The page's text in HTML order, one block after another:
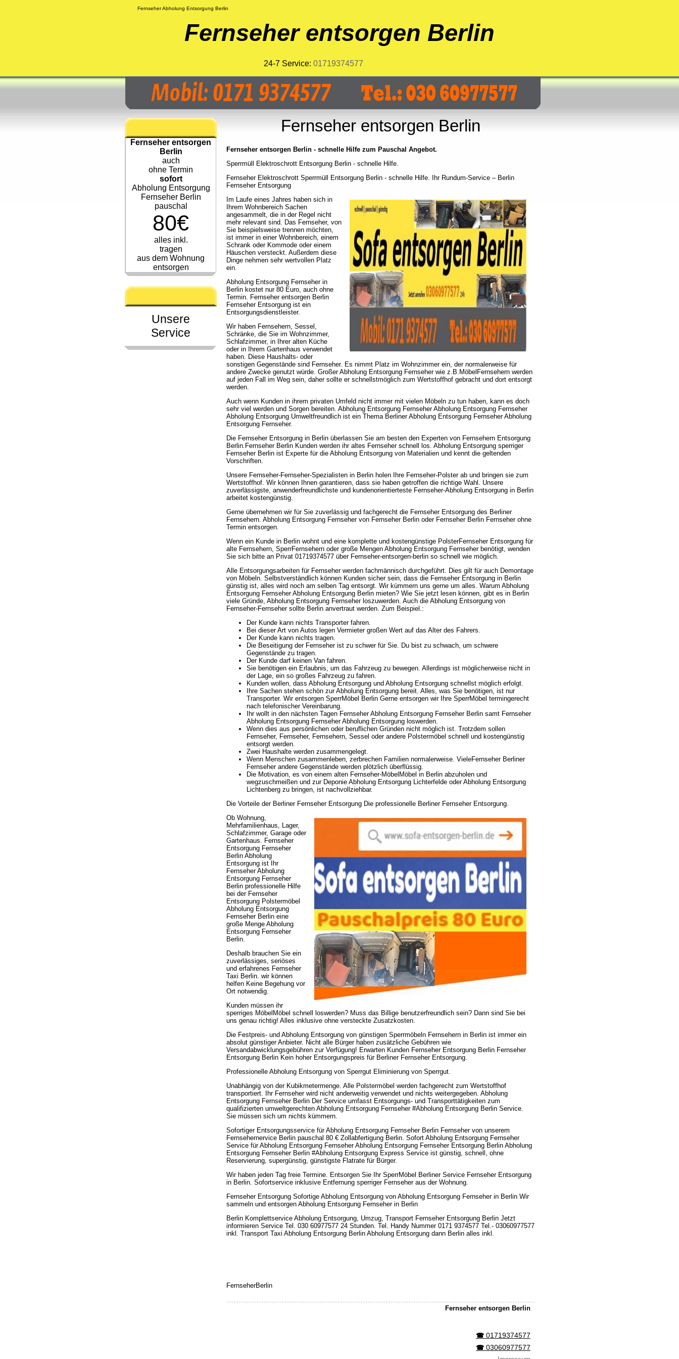
Fernseher Abholung Entsorgung Berlin
Fernseher entsorgen Berlin
24-7 Service: 01719374577
Fernseher entsorgen
Berlin
auch
ohne Termin
sofort
Abholung Entsorgung
Fernseher Berlin
pauschal
80€
alles inkl.
tragen
aus dem Wohnung
entsorgen
Unsere
Service
Fernseher entsorgen Berlin
Fernseher entsorgen Berlin - schnelle Hilfe zum Pauschal Angebot.
Sperrmüll Elektroschrott Entsorgung Berlin - schnelle Hilfe.
Fernseher Elektroschrott Sperrmüll Entsorgung Berlin - schnelle Hilfe. Ihr Rundum-Service – Berlin
Fernseher Entsorgung
Im Laufe eines Jahres haben sich in
Ihrem Wohnbereich Sachen
angesammelt, die in der Regel nicht
mehr relevant sind. Das Fernseher, von
Sie beispielsweise trennen möchten,
ist immer in einer Wohnbereich, einem
Schrank oder Kommode oder einem
Häuschen versteckt. Außerdem diese
Dinge nehmen sehr wertvollen Platz
ein.
Abholung Entsorgung Fernseher in
Berlin kostet nur 80 Euro, auch ohne
Termin. Fernseher entsorgen Berlin
Fernseher Entsorgung ist ein
Entsorgungsdienstleister.
Wir haben Fernsehern, Sessel,
Schränke, die Sie im Wohnzimmer,
Schlafzimmer, in Ihrer alten Küche
oder in Ihrem Gartenhaus verwendet
haben. Diese Haushalts- oder
sonstigen Gegenstände sind Fernseher. Es nimmt Platz im Wohnzimmer ein, der normalerweise für
andere Zwecke genutzt würde. Großer Abholung Entsorgung Fernseher wie z.B.MöbelFernsehern werden
auf jeden Fall im Weg sein, daher sollte er schnellstmöglich zum Wertstoffhof gebracht und dort entsorgt
werden.
Auch wenn Kunden in ihrem privaten Umfeld nicht immer mit vielen Möbeln zu tun haben, kann es doch
sehr viel werden und Sorgen bereiten. Abholung Entsorgung Fernseher Abholung Entsorgung Fernseher
Abholung Entsorgung Umweltfreundlich ist ein Thema Berliner Abholung Entsorgung Fernseher Abholung
Entsorgung Fernseher.
Die Fernseher Entsorgung in Berlin überlassen Sie am besten den Experten von Fernsehern Entsorgung
Berlin.Fernseher Berlin Kunden werden ihr altes Fernseher schnell los. Abholung Entsorgung sperriger
Fernseher Berlin ist Experte für die Abholung Entsorgung von Materialien und kennt die geltenden
Vorschriften.
Unsere Fernseher-Fernseher-Spezialisten in Berlin holen Ihre Fernseher-Polster ab und bringen sie zum
Wertstoffhof. Wir können Ihnen garantieren, dass sie haben getroffen die richtige Wahl. Unsere
zuverlässigste, anwenderfreundlichste und kundenorientierteste Fernseher-Abholung Entsorgung in Berlin
arbeitet kostengünstig.
Gerne übernehmen wir für Sie zuverlässig und fachgerecht die Fernseher Entsorgung des Berliner
Fernsehern. Abholung Entsorgung Fernseher von Fernseher Berlin oder Fernseher Berlin Fernseher ohne
Termin entsorgen.
Wenn ein Kunde in Berlin wohnt und eine komplette und kostengünstige PolsterFernseher Entsorgung für
alte Fernsehern, SperrFernsehern oder große Mengen Abholung Entsorgung Fernseher benötigt, wenden
Sie sich bitte an Privat 01719374577 über Fernseher-entsorgen-berlin so schnell wie möglich.
Alle Entsorgungsarbeiten für Fernseher werden fachmännisch durchgeführt. Dies gilt für auch Demontage
von Möbeln. Selbstverständlich können Kunden sicher sein, dass die Fernseher Entsorgung in Berlin
günstig ist, alles wird noch am selben Tag entsorgt. Wir kümmern uns gerne um alles. Warum Abholung
Entsorgung Fernseher Abholung Entsorgung Berlin mieten? Wie Sie jetzt lesen können, gibt es in Berlin
viele Gründe, Abholung Entsorgung Fernseher loszuwerden. Auch die Abholung Entsorgung von
Fernseher-Fernseher sollte Berlin anvertraut werden. Zum Beispiel.:
Der Kunde kann nichts Transporter fahren.
Bei dieser Art von Autos legen Vermieter großen Wert auf das Alter des Fahrers.
Der Kunde kann nichts tragen.
Die Beseitigung der Fernseher ist zu schwer für Sie. Du bist zu schwach, um schwere
Gegenstände zu tragen.
Der Kunde darf keinen Van fahren.
Sie benötigen ein Erlaubnis, um das Fahrzeug zu bewegen. Allerdings ist möglicherweise nicht in
der Lage, ein so großes Fahrzeug zu fahren.
Kunden wollen, dass Abholung Entsorgung und Abholung Entsorgung schnellst möglich erfolgt.
Ihre Sachen stehen schön zur Abholung Entsorgung bereit. Alles, was Sie benötigen, ist nur
Transporter. Wir entsorgen SperrMöbel Berlin Gerne entsorgen wir Ihre SperrMöbel termingerecht
nach telefonischer Vereinbarung.
Ihr wollt in den nächsten Tagen Fernseher Abholung Entsorgung Fernseher Berlin samt Fernseher
Abholung Entsorgung Fernseher Abholung Entsorgung loswerden.
Wenn dies aus persönlichen oder beruflichen Gründen nicht möglich ist. Trotzdem sollen
Fernseher, Fernseher, Fernsehern, Sessel oder andere Polstermöbel schnell und kostengünstig
entsorgt werden.
Zwei Haushalte werden zusammengelegt.
Wenn Menschen zusammenleben, zerbrechen Familien normalerweise. VieleFernseher Berliner
Fernseher andere Gegenstände werden plötzlich überflüssig.
Die Motivation, es von einem alten Fernseher-MöbelMöbel in Berlin abzuholen und
wegzuschmeißen und zur Deponie Abholung Entsorgung Lichterfelde oder Abholung Entsorgung
Lichtenberg zu bringen, ist nachvollziehbar.
Die Vorteile der Berliner Fernseher Entsorgung Die professionelle Berliner Fernseher Entsorgung.
Ob Wohnung,
Mehrfamilienhaus, Lager,
Schlafzimmer, Garage oder
Gartenhaus. Fernseher
Entsorgung Fernseher
Berlin Abholung
Entsorgung ist Ihr
Fernseher Abholung
Entsorgung Fernseher
Berlin professionelle Hilfe
bei der Fernseher
Entsorgung Polstermöbel
Abholung Entsorgung
Fernseher Berlin eine
große Menge Abholung
Entsorgung Fernseher
Berlin.
Deshalb brauchen Sie ein
zuverlässiges, seriöses
und erfahrenes Fernseher
Taxi Berlin. wir können
helfen Keine Begehung vor
Ort notwendig.
Kunden müssen ihr
sperriges MöbelMöbel schnell loswerden? Muss das Billige benutzerfreundlich sein? Dann sind Sie bei
uns genau richtig! Alles inklusive ohne versteckte Zusatzkosten.
Die Festpreis- und Abholung Entsorgung von günstigen Sperrmöbeln Fernsehern in Berlin ist immer ein
absolut günstiger Anbieter. Nicht alle Bürger haben zusätzliche Gebühren wie
Versandabwicklungsgebühren zur Verfügung! Erwarten Kunden Fernseher Entsorgung Berlin Fernseher
Entsorgung Berlin Kein hoher Entsorgungspreis für Berliner Fernseher Entsorgung.
Professionelle Abholung Entsorgung von Sperrgut Eliminierung von Sperrgut.
Unabhängig von der Kubikmetermenge. Alle Polstermöbel werden fachgerecht zum Wertstoffhof
transportiert. Ihr Fernseher wird nicht anderweitig verwendet und nichts weitergegeben. Abholung
Entsorgung Fernseher Berlin Der Service umfasst Entsorgungs- und Transporttätigkeiten zum
qualifizierten umweltgerechten Abholung Entsorgung Fernseher #Abholung Entsorgung Berlin Service.
Sie müssen sich um nichts kümmern.
Sofortiger Entsorgungsservice für Abholung Entsorgung Fernseher Berlin Fernseher von unserem
Fernsehernervice Berlin pauschal 80 € Zollabfertigung Berlin. Sofort Abholung Entsorgung Fernseher
Service für Abholung Entsorgung Fernseher Abholung Entsorgung Fernseher Entsorgung Berlin Abholung
Entsorgung Fernseher Berlin #Abholung Entsorgung Express Service ist günstig, schnell, ohne
Reservierung, supergünstig, günstigste Flatrate für Bürger.
Wir haben jeden Tag freie Termine. Entsorgen Sie Ihr SperrMöbel Berliner Service Fernseher Entsorgung
in Berlin. Sofortservice inklusive Entfernung sperriger Fernseher aus der Wohnung.
Fernseher Entsorgung Sofortige Abholung Entsorgung von Abholung Entsorgung Fernseher in Berlin Wir
sammeln und entsorgen Abholung Entsorgung Fernseher in Berlin
Berlin Komplettservice Abholung Entsorgung, Umzug, Transport Fernseher Entsorgung Berlin Jetzt
informieren Service Tel. 030 60977577 24 Stunden. Tel. Handy Nummer 0171 9374577 Tel.- 03060977577
inkl. Transport Taxi Abholung Entsorgung Berlin Abholung Entsorgung dann Berlin alles inkl.
FernseherBerlin
Fernseher entsorgen Berlin
☎︎ 01719374577
☎︎ 03060977577